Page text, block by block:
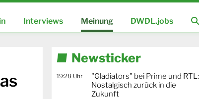
Interviews Meinung DWDL.jobs
Newsticker
19:28 Uhr
"Gladiators" bei Prime und RTL:
Nostalgisch zurück in die
Zukunft